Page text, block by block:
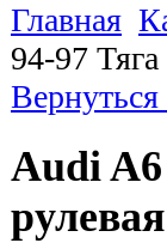
Главная
94-97
Audi